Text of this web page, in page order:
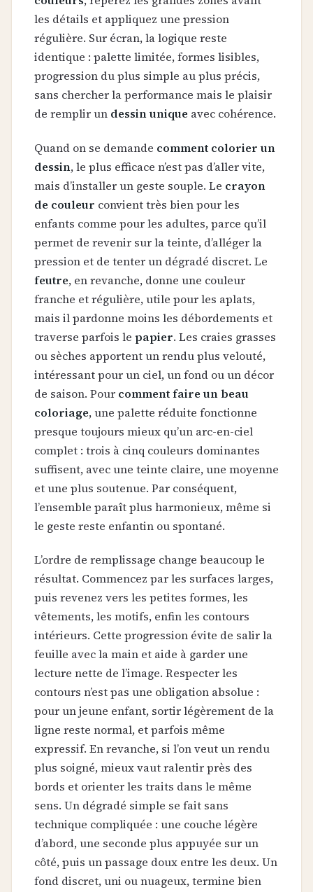
les détails et appliquez une pression
régulière. Sur écran, la logique reste
identique : palette limitée, formes lisibles,
progression du plus simple au plus précis,
sans chercher la performance mais le plaisir
de remplir un dessin unique avec cohérence.
Quand on se demande comment colorier un
dessin, le plus efficace n’est pas d’aller vite,
mais d’installer un geste souple. Le crayon
de couleur convient très bien pour les
enfants comme pour les adultes, parce qu’il
permet de revenir sur la teinte, d’alléger la
pression et de tenter un dégradé discret. Le
feutre, en revanche, donne une couleur
franche et régulière, utile pour les aplats,
mais il pardonne moins les débordements et
traverse parfois le papier. Les craies grasses
ou sèches apportent un rendu plus velouté,
intéressant pour un ciel, un fond ou un décor
de saison. Pour comment faire un beau
coloriage, une palette réduite fonctionne
presque toujours mieux qu’un arc-en-ciel
complet : trois à cinq couleurs dominantes
suffisent, avec une teinte claire, une moyenne
et une plus soutenue. Par conséquent,
l’ensemble paraît plus harmonieux, même si
le geste reste enfantin ou spontané.
L’ordre de remplissage change beaucoup le
résultat. Commencez par les surfaces larges,
puis revenez vers les petites formes, les
vêtements, les motifs, enfin les contours
intérieurs. Cette progression évite de salir la
feuille avec la main et aide à garder une
lecture nette de l’image. Respecter les
contours n’est pas une obligation absolue :
pour un jeune enfant, sortir légèrement de la
ligne reste normal, et parfois même
expressif. En revanche, si l’on veut un rendu
plus soigné, mieux vaut ralentir près des
bords et orienter les traits dans le même
sens. Un dégradé simple se fait sans
technique compliquée : une couche légère
d’abord, une seconde plus appuyée sur un
côté, puis un passage doux entre les deux. Un
fond discret, uni ou nuageux, termine bien